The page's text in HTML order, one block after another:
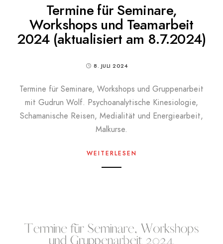
Termine für Seminare,
Workshops und Teamarbeit
2024 (aktualisiert am 8.7.2024)
8. JULI 2024
Termine für Seminare, Workshops und Gruppenarbeit
mit Gudrun Wolf. Psychoanalytische Kinesiologie,
Schamanische Reisen, Medialität und Energiearbeit,
Malkurse.
WEITERLESEN